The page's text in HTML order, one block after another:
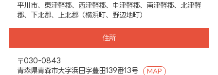
平川市、東津軽郡、西津軽郡、中津軽郡、南津軽郡、北津軽
郡、下北郡、上北郡（横浜町、野辺地町）
住所
〒030-0843
青森県青森市大字浜田字豊田139番13号
MAP